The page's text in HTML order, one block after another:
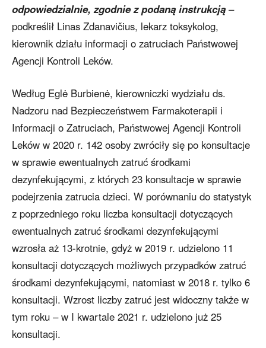
odpowiedzialnie, zgodnie z podaną instrukcją –
podkreślił Linas Zdanavičius, lekarz toksykolog,
kierownik działu informacji o zatruciach Państwowej
Agencji Kontroli Leków.
Według Eglė Burbienė, kierowniczki wydziału ds.
Nadzoru nad Bezpieczeństwem Farmakoterapii i
Informacji o Zatruciach, Państwowej Agencji Kontroli
Leków w 2020 r. 142 osoby zwróciły się po konsultacje
w sprawie ewentualnych zatruć środkami
dezynfekującymi, z których 23 konsultacje w sprawie
podejrzenia zatrucia dzieci. W porównaniu do statystyk
z poprzedniego roku liczba konsultacji dotyczących
ewentualnych zatruć środkami dezynfekującymi
wzrosła aż 13-krotnie, gdyż w 2019 r. udzielono 11
konsultacji dotyczących możliwych przypadków zatruć
środkami dezynfekującymi, natomiast w 2018 r. tylko 6
konsultacji. Wzrost liczby zatruć jest widoczny także w
tym roku – w I kwartale 2021 r. udzielono już 25
konsultacji.